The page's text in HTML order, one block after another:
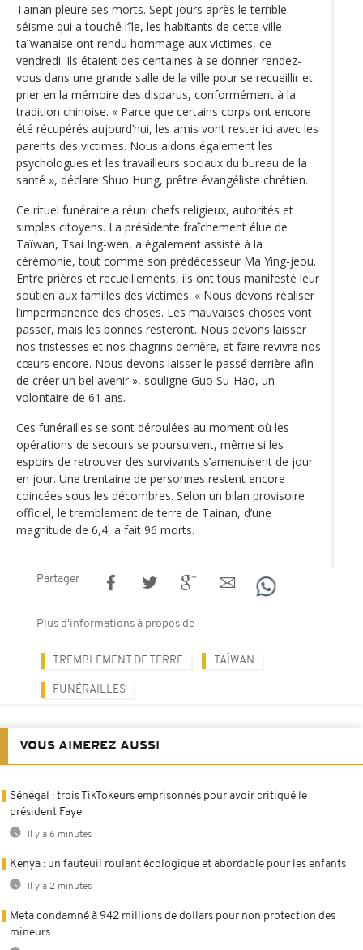
Tainan pleure ses morts. Sept jours après le terrible
séisme qui a touché l‘île, les habitants de cette ville
taïwanaise ont rendu hommage aux victimes, ce
vendredi. Ils étaient des centaines à se donner rendez-
vous dans une grande salle de la ville pour se recueillir et
prier en la mémoire des disparus, conformément à la
tradition chinoise. « Parce que certains corps ont encore
été récupérés aujourd’hui, les amis vont rester ici avec les
parents des victimes. Nous aidons également les
psychologues et les travailleurs sociaux du bureau de la
santé », déclare Shuo Hung, prêtre évangéliste chrétien.
Ce rituel funéraire a réuni chefs religieux, autorités et
simples citoyens. La présidente fraîchement élue de
Taïwan, Tsai Ing-wen, a également assisté à la
cérémonie, tout comme son prédécesseur Ma Ying-jeou.
Entre prières et recueillements, ils ont tous manifesté leur
soutien aux familles des victimes. « Nous devons réaliser
l’impermanence des choses. Les mauvaises choses vont
passer, mais les bonnes resteront. Nous devons laisser
nos tristesses et nos chagrins derrière, et faire revivre nos
cœurs encore. Nous devons laisser le passé derrière afin
de créer un bel avenir », souligne Guo Su-Hao, un
volontaire de 61 ans.
Ces funérailles se sont déroulées au moment où les
opérations de secours se poursuivent, même si les
espoirs de retrouver des survivants s’amenuisent de jour
en jour. Une trentaine de personnes restent encore
coincées sous les décombres. Selon un bilan provisoire
officiel, le tremblement de terre de Tainan, d’une
magnitude de 6,4, a fait 96 morts.
Partager
Plus d'informations à propos de
TREMBLEMENT DE TERRE TAÏWAN
FUNÉRAILLES
VOUS AIMEREZ AUSSI
Sénégal : trois TikTokeurs emprisonnés pour avoir critiqué le
président Faye
Il y a 6 minutes
Kenya : un fauteuil roulant écologique et abordable pour les enfants
Il y a 2 minutes
Meta condamné à 942 millions de dollars pour non protection des
mineurs